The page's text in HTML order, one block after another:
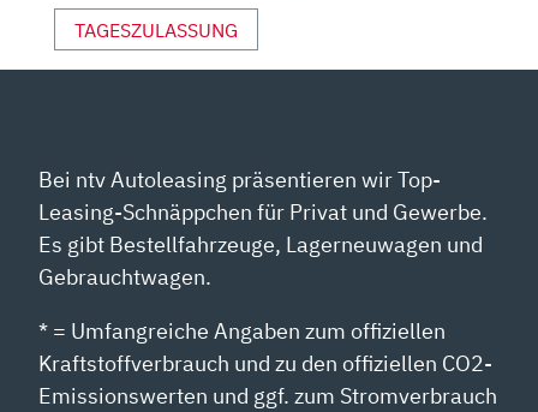
TAGESZULASSUNG
Bei ntv Autoleasing präsentieren wir Top-
Leasing-Schnäppchen für Privat und Gewerbe.
Es gibt Bestellfahrzeuge, Lagerneuwagen und
Gebrauchtwagen.
* = Umfangreiche Angaben zum offiziellen
Kraftstoffverbrauch und zu den offiziellen CO2-
Emissionswerten und ggf. zum Stromverbrauch